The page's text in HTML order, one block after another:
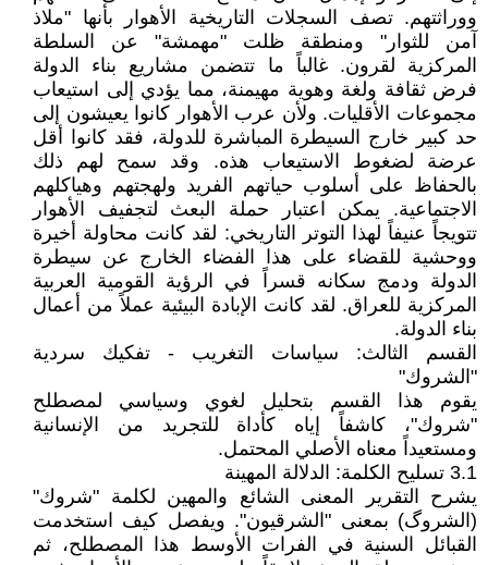
ووراثتهم. تصف السجلات التاريخية الأهوار بأنها "ملاذ
آمن للثوار" ومنطقة ظلت "مهمشة" عن السلطة
المركزية لقرون. غالباً ما تتضمن مشاريع بناء الدولة
فرض ثقافة ولغة وهوية مهيمنة، مما يؤدي إلى استيعاب
مجموعات الأقليات. ولأن عرب الأهوار كانوا يعيشون إلى
حد كبير خارج السيطرة المباشرة للدولة، فقد كانوا أقل
عرضة لضغوط الاستيعاب هذه. وقد سمح لهم ذلك
بالحفاظ على أسلوب حياتهم الفريد ولهجتهم وهياكلهم
الاجتماعية. يمكن اعتبار حملة البعث لتجفيف الأهوار
تتويجاً عنيفاً لهذا التوتر التاريخي: لقد كانت محاولة أخيرة
ووحشية للقضاء على هذا الفضاء الخارج عن سيطرة
الدولة ودمج سكانه قسراً في الرؤية القومية العربية
المركزية للعراق. لقد كانت الإبادة البيئية عملاً من أعمال
بناء الدولة.
القسم الثالث: سياسات التغريب - تفكيك سردية
"الشروك"
يقوم هذا القسم بتحليل لغوي وسياسي لمصطلح
"شروك"، كاشفاً إياه كأداة للتجريد من الإنسانية
ومستعيداً معناه الأصلي المحتمل.
3.1 تسليح الكلمة: الدلالة المهينة
يشرح التقرير المعنى الشائع والمهين لكلمة "شروك"
(الشروگ) بمعنى "الشرقيون". ويفصل كيف استخدمت
القبائل السنية في الفرات الأوسط هذا المصطلح، ثم